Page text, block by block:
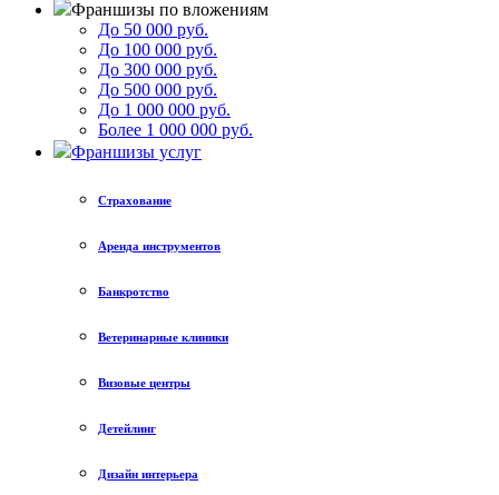
Франшизы по вложениям
До 50 000 руб.
До 100 000 руб.
До 300 000 руб.
До 500 000 руб.
До 1 000 000 руб.
Более 1 000 000 руб.
Франшизы услуг
Страхование
Аренда инструментов
Банкротство
Ветеринарные клиники
Визовые центры
Детейлинг
Дизайн интерьера